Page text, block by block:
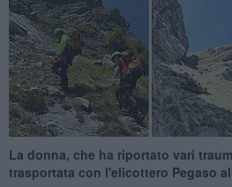
La donna, che ha riportato vari
trasportata con l'elicottero Pegaso